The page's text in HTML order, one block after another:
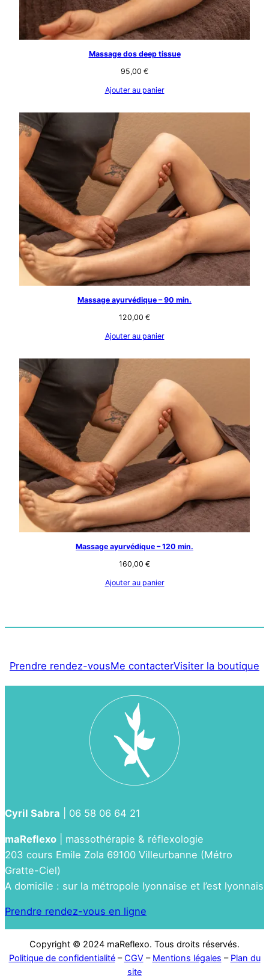
Massage dos deep tissue
95,00 €
Ajouter au panier
Massage ayurvédique – 90 min.
120,00 €
Ajouter au panier
Massage ayurvédique – 120 min.
160,00 €
Ajouter au panier
Prendre rendez-vousMe contacterVisiter la boutique
Cyril Sabra | 06 58 06 64 21
maReflexo | massothérapie & réflexologie
203 cours Emile Zola 69100 Villeurbanne (Métro
Gratte-Ciel)
A domicile : sur la métropole lyonnaise et l’est lyonnais
Prendre rendez-vous en ligne
Copyright © 2024 maReflexo. Tous droits réservés.
Politique de confidentialité–CGV– Mentions légales – Plan du
site